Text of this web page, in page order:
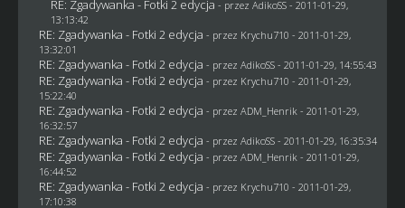
RE: Zgadywanka - Fotki 2 edycja - przez AdikoSS - 2011-01-29,
13:13:42
RE: Zgadywanka - Fotki 2 edycja - przez Krychu710 - 2011-01-29,
13:32:01
RE: Zgadywanka - Fotki 2 edycja - przez AdikoSS - 2011-01-29, 14:55:43
RE: Zgadywanka - Fotki 2 edycja - przez Krychu710 - 2011-01-29,
15:22:40
RE: Zgadywanka - Fotki 2 edycja - przez ADM_Henrik - 2011-01-29,
16:32:57
RE: Zgadywanka - Fotki 2 edycja - przez AdikoSS - 2011-01-29, 16:35:34
RE: Zgadywanka - Fotki 2 edycja - przez ADM_Henrik - 2011-01-29,
16:44:52
RE: Zgadywanka - Fotki 2 edycja - przez Krychu710 - 2011-01-29,
17:10:38